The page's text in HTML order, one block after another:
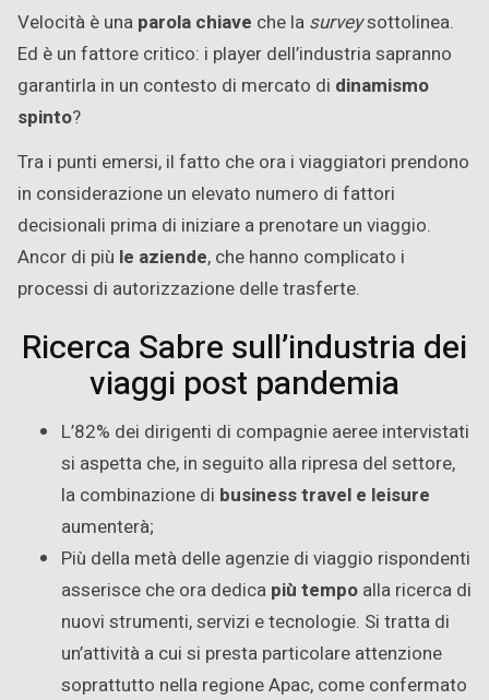
Velocità è una parola chiave che la surveysottolinea.
Ed è un fattore critico: i player dell’industria sapranno
garantirla in un contesto di mercato di dinamismo
spinto?
Tra i punti emersi, il fatto che ora i viaggiatori prendono
in considerazione un elevato numero di fattori
decisionali prima di iniziare a prenotare un viaggio.
Ancor di più le aziende, che hanno complicato i
processi di autorizzazione delle trasferte.
Ricerca Sabre sull’industria dei
viaggi post pandemia
L’82% dei dirigenti di compagnie aeree intervistati
si aspetta che, in seguito alla ripresa del settore,
la combinazione di business travel e leisure
aumenterà;
Più della metà delle agenzie di viaggio rispondenti
asserisce che ora dedica più tempo alla ricerca di
nuovi strumenti, servizi e tecnologie. Si tratta di
un’attività a cui si presta particolare attenzione
soprattutto nella regione Apac, come confermato